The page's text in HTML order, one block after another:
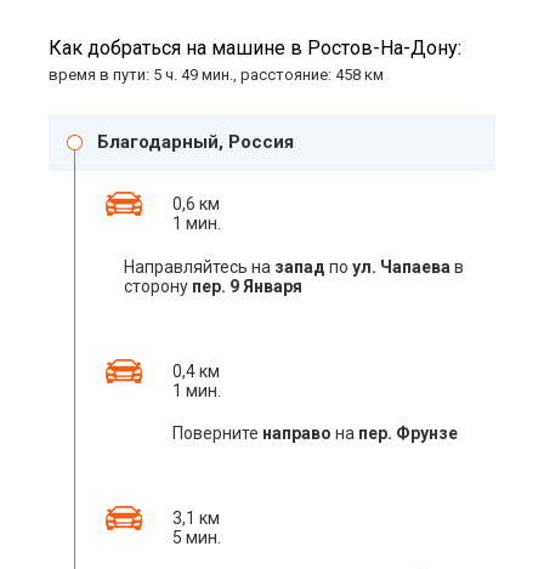
Как добраться на машине в Ростов-На-Дону:
время в пути: 5 ч. 49 мин., расстояние: 458 км
Благодарный, Россия
0,6 км
1 мин.
Направляйтесь на запад по ул. Чапаева в
сторону пер. 9 Января
0,4 км
1 мин.
Поверните направо на пер. Фрунзе
3,1 км
5 мин.